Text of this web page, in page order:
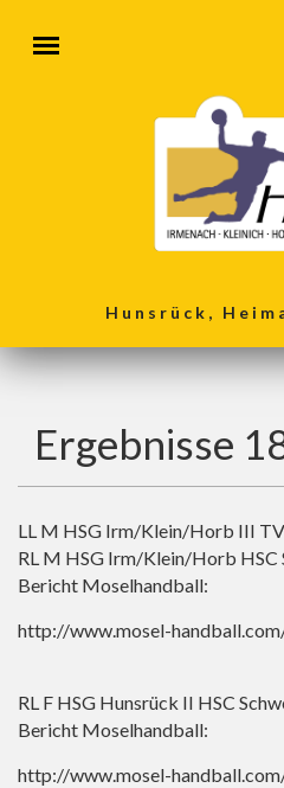
Hunsrück,
Ergebnisse
LL M HSG Irm/Klein/Horb III
RL M HSG Irm/Klein/Horb HSC
Bericht Moselhandball:
http://www.mosel-
RL F HSG Hunsrück II HSC
Bericht Moselhandball:
http://www.mosel-